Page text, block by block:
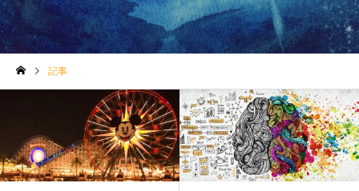
子ども
グループレッスン
大人
グループレ
パーソナル
レッスン
色鉛筆
レッス
記事